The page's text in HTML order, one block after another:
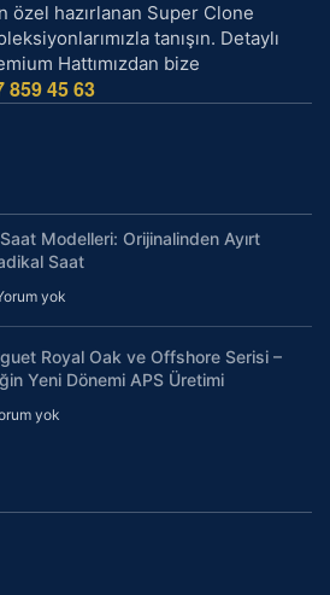
özel hazırlanan Super Clone
tanışın. Detaylı
Hattımızdan bize
859 45 63
Modelleri: Orijinalinden Ayırt
Saat
yok
Royal Oak ve Offshore Serisi –
Yeni Dönemi APS Üretimi
yok